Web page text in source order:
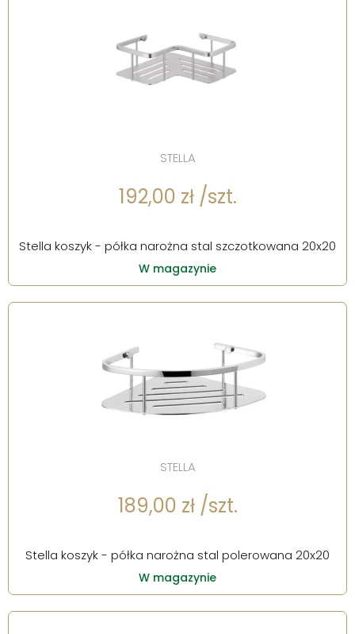
STELLA
192,00 zł /szt.
Stella koszyk - półka narożna stal szczotkowana 20x20
W magazynie
STELLA
189,00 zł /szt.
Stella koszyk - półka narożna stal polerowana 20x20
W magazynie